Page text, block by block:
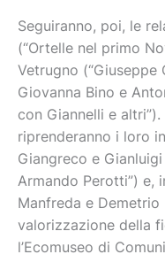
Seguiranno, poi, le
(“Ortelle nel primo
Vetrugno (“Giuseppe
Giovanna Bino e
con Giannelli e
riprenderanno i loro
Giangreco e
Armando Perotti”) e,
Manfreda e Demetrio
valorizzazione della
l’Ecomuseo di